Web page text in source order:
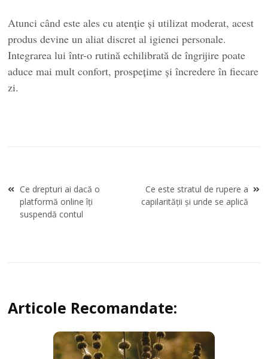
Atunci când este ales cu atenție și utilizat moderat, acest
produs devine un aliat discret al igienei personale.
Integrarea lui într-o rutină echilibrată de îngrijire poate
aduce mai mult confort, prospețime și încredere în fiecare
zi.
Navigare
în
articole
Ce drepturi ai dacă o
platformă online îți
suspendă contul
Ce este stratul de rupere a
capilarității și unde se aplică
Articole Recomandate: